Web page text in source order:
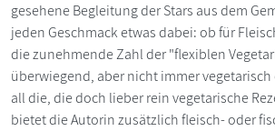
gesehene Begleitung der Stars aus dem
jeden Geschmack etwas dabei: ob für
die zunehmende Zahl der "flexiblen
überwiegend, aber nicht immer
all die, die doch lieber rein vegetarische
bietet die Autorin zusätzlich fleisch- oder